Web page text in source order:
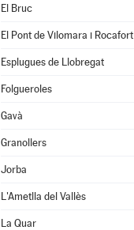
El Bruc
El Pont de Vilomara i Rocafort
Esplugues de Llobregat
Folgueroles
Gavà
Granollers
Jorba
L'Ametlla del Vallès
La Quar